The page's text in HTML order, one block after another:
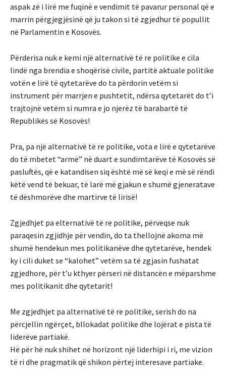
aspak zë i lirë me fuqinë e vendimit të pavarur personal që e
marrin përgjegjësinë që ju takon si të zgjedhur të popullit
në Parlamentin e Kosovës.
Përderisa nuk e kemi një alternativë të re politike e cila
lindë nga brendia e shoqërisë civile, partitë aktuale politike
votën e lirë të qytetarëve do ta përdorin vetëm si
instrument për marrjen e pushtetit, ndërsa qytetarët do t’i
trajtojnë vetëm si numra e jo njerëz të barabartë të
Republikës së Kosovës!
Pra, pa një alternativë të re politike, vota e lirë e qytetarëve
do të mbetet “armë” në duart e sundimtarëve të Kosovës së
pasluftës, që e katandisen siq është më së keqi e më së rëndi
këtë vend të bekuar, të larë më gjakun e shumë gjeneratave
të dëshmorëve dhe martirve të lirisë!
Zgjedhjet pa elternativë të re politike, përveqse nuk
paraqesin zgjidhje për vendin, do ta thellojnë akoma më
shumë hendekun mes politikanëve dhe qytetarëve, hendek
ky i cili duket se “kalohet” vetëm sa të zgjasin fushatat
zgjedhore, për t’u kthyer përseri në distancën e mëparshme
mes politikanit dhe qytetarit!
Me zgjedhjet pa alternativë të re politike, serish do na
përcjellin ngërçet, bllokadat politike dhe lojërat e pista të
liderëve partiakë.
Hë për hë nuk shihet në horizont një liderhipi i ri, me vizion
të ri dhe pragmatik që shikon përtej interesave partiake.